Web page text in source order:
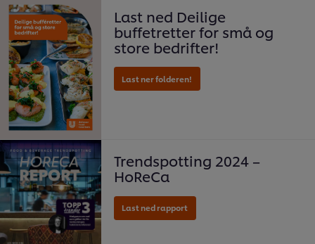
Last ned folderen
Last ned Deilige
buffetretter for små og
store bedrifter!
Trendspotting 2024 –
HoReCa